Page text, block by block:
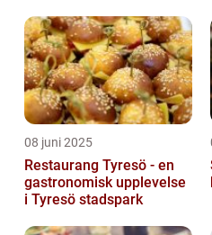
08 juni 2025
Restaurang Tyresö - en
gastronomisk upplevelse
i Tyresö stadspark